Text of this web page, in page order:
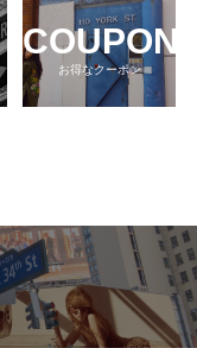
COUPON
お得なクーポン